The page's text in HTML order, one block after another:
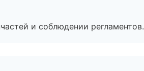
и соблюдении регламентов.